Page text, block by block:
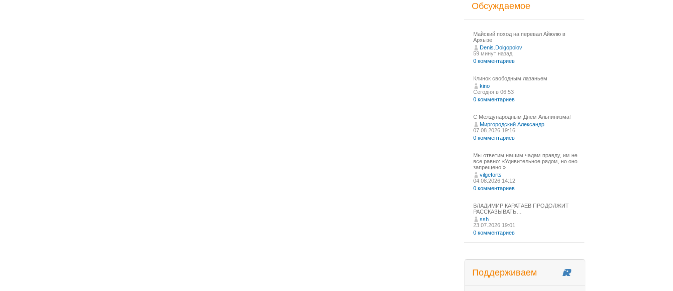
Обсуждаемое
Майский поход на перевал Айюлю в
Архызе
Denis.Dolgopolov
59 минут назад
0 комментариев
Клинок свободным лазаньем
kino
Сегодня в 06:53
0 комментариев
С Международным Днем Альпинизма!⁠
Миргородский Александр
07.08.2026 19:16
0 комментариев
Мы ответим нашим чадам правду, им не
все равно: «Удивительное рядом, но оно
запрещено!»
vilgeforts
04.08.2026 14:12
0 комментариев
ВЛАДИМИР КАРАТАЕВ ПРОДОЛЖИТ
РАССКАЗЫВАТЬ…
ssh
23.07.2026 19:01
0 комментариев
Поддерживаем